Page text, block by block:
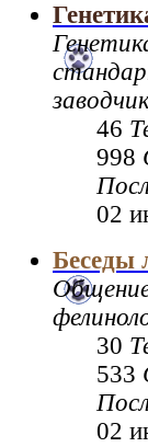
46
998
02
Беседы
30
533
02